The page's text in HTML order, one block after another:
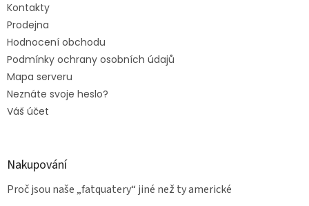
Kontakty
Prodejna
Hodnocení obchodu
Podmínky ochrany osobních údajů
Mapa serveru
Neznáte svoje heslo?
Váš účet
Nakupování
Proč jsou naše „fatquatery“ jiné než ty americké